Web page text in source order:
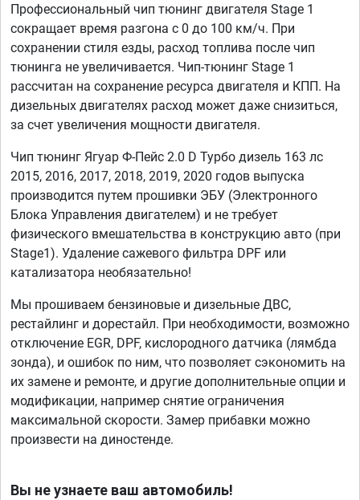
Профессиональный чип тюнинг двигателя Stage 1
сокращает время разгона с 0 до 100 км/ч. При
сохранении стиля езды, расход топлива после чип
тюнинга не увеличивается. Чип-тюнинг Stage 1
рассчитан на сохранение ресурса двигателя и КПП. На
дизельных двигателях расход может даже снизиться,
за счет увеличения мощности двигателя.
Чип тюнинг Ягуар Ф-Пейс 2.0 D Турбо дизель 163 лс
2015, 2016, 2017, 2018, 2019, 2020 годов выпуска
производится путем прошивки ЭБУ (Электронного
Блока Управления двигателем) и не требует
физического вмешательства в конструкцию авто (при
Stage1). Удаление сажевого фильтра DPF или
катализатора необязательно!
Мы прошиваем бензиновые и дизельные ДВС,
рестайлинг и дорестайл. При необходимости, возможно
отключение EGR, DPF, кислородного датчика (лямбда
зонда), и ошибок по ним, что позволяет сэкономить на
их замене и ремонте, и другие дополнительные опции и
модификации, например снятие ограничения
максимальной скорости. Замер прибавки можно
произвести на диностенде.
Вы не узнаете ваш автомобиль!